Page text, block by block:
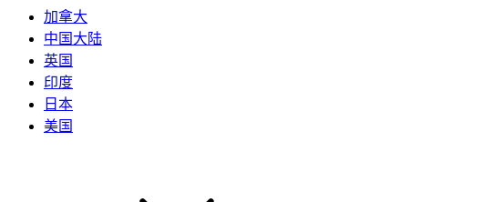
加拿大
中国大陆
英国
印度
日本
美国